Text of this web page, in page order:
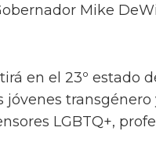
Mike
en el 23º estado
transgénero
LGBTQ+,